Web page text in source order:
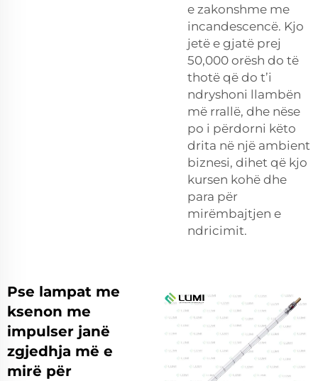
e zakonshme me
incandescencë. Kjo
jetë e gjatë prej
50,000 orësh do të
thotë që do t’i
ndryshoni llambën
më rrallë, dhe nëse
po i përdorni këto
drita në një ambient
biznesi, dihet që kjo
kursen kohë dhe
para për
mirëmbajtjen e
ndricimit.
Pse lampat me
ksenon me
impulser janë
zgjedhja më e
mirë për